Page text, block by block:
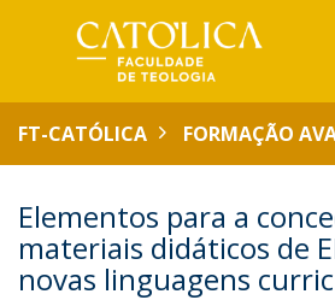
FT-CATÓLICA FORMAÇÃO
Elementos para a
materiais didáticos de
novas linguagens